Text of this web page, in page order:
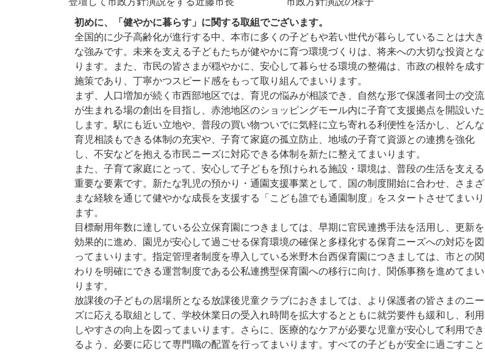
初めに、「健やかに暮らす」に関する取組でございます。
全国的に少子高齢化が進行する中、本市に多くの子どもや若い世代が暮らしていることは大き
な強みです。未来を支える子どもたちが健やかに育つ環境づくりは、将来への大切な投資とな
ります。また、市民の皆さまが穏やかに、安心して暮らせる環境の整備は、市政の根幹を成す
施策であり、丁寧かつスピード感をもって取り組んでまいります。
まず、人口増加が続く市西部地区では、育児の悩みが相談でき、自然な形で保護者同士の交流
が生まれる場の創出を目指し、赤池地区のショッピングモール内に子育て支援拠点を開設いた
します。駅にも近い立地や、普段の買い物ついでに気軽に立ち寄れる利便性を活かし、どんな
育児相談もできる体制の充実や、子育て家庭の孤立防止、地域の子育て資源との連携を強化
し、不安などを抱える市民ニーズに対応できる体制を新たに整えてまいります。
また、子育て家庭にとって、安心して子どもを預けられる施設・環境は、普段の生活を支える
重要な要素です。新たな乳児の預かり・通園支援事業として、国の制度開始に合わせ、さまざ
まな経験を通じて健やかな成長を支援する「こども誰でも通園制度」をスタートさせてまいり
ます。
目標耐用年数に達している公立保育園につきましては、早期に官民連携手法を活用し、更新を
効果的に進め、園児が安心して過ごせる保育環境の確保と多様化する保育ニーズへの対応を図
ってまいります。指定管理者制度を導入している米野木台西保育園につきましては、市との関
わりを明確にできる運営制度である公私連携型保育園への移行に向け、関係事務を進めてまい
ります。
放課後の子どもの居場所となる放課後児童クラブにおきましては、より保護者の皆さまのニー
ズに応える取組として、学校休業日の受入れ時間を拡大するとともに就労要件も緩和し、利用
しやすさの向上を図ってまいります。さらに、医療的なケアが必要な児童が安心して利用でき
るよう、必要に応じて専門職の配置を行ってまいります。すべての子どもが安全に過ごすこと